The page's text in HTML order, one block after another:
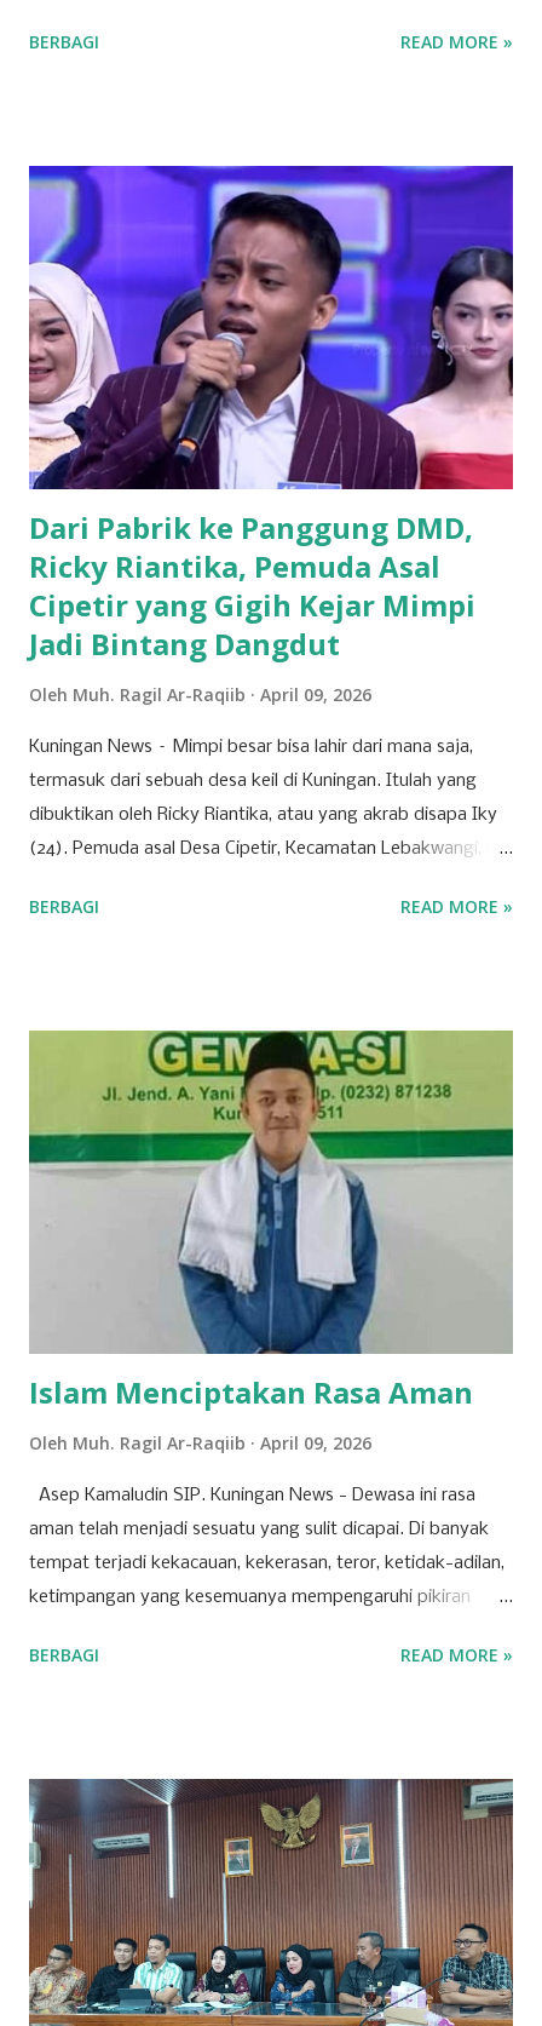
semakin menunjukkan wajah barunya sebagai partai yang
tersebut. Drs. H. Ujang Kosasih, Ketua PKB Kuningan,
menyebut PKB saat ini adalah wadah bagi seluruh warga
negara tanpa melihat latar belakang organisasi maupun
agama. Fenomena menarik perhatian adalah bergabungnya
sejumlah nama besar dari kalangan aktivis muda, seperti
Sadam Husain. Ada anak muda dari kalangan
Muhammadiyah, NU, hingga mantan aktivis dari organisasi
mahasiswa seperti, PMII dan GMNI yang ikut merapat.
“Alhamdulillah di Muscab kali ini dalam rangka menyusun
struktur DPC ke depan 202...
BERBAGI READ MORE »
Dari Pabrik ke Panggung DMD,
Ricky Riantika, Pemuda Asal
Cipetir yang Gigih Kejar Mimpi
Jadi Bintang Dangdut
Oleh Muh. Ragil Ar-Raqiib April 09, 2026
Kuningan News – Mimpi besar bisa lahir dari mana saja,
termasuk dari sebuah desa keil di Kuningan. Itulah yang
dibuktikan oleh Ricky Riantika, atau yang akrab disapa Iky
(24). Pemuda asal Desa Cipetir, Kecamatan Lebakwangi, ini
ketatnya persaingan di dunia hiburan nasional. Nama Iky
28 Maret 2026 lalu, Ikyy memberanikan diri untuk tampil
dalam ajang pencarian bakat bergengsi, DMD (Dangdut
Mania Dadakan). Meski belum berhasil keluar sebagai juara,
pengalaman tersebut menjadi tonggak sejarah penting
dalam karier bermusiknya. “Iya alhamdulillah aktu tannggal
28 maret kemarin, ikut dmd ya walaupun tidak sampai jadi
juara cuman aku ingin terus mendalami dan berkiprah lewat
karya Aku di dunia seni musik ini,” tuturnya kala
diwawancara Kamis (9/4/2026). Baginya, kegagalan...
BERBAGI READ MORE »
Islam Menciptakan Rasa Aman
Oleh Muh. Ragil Ar-Raqiib April 09, 2026
Asep Kamaludin SIP. Kuningan News - Dewasa ini rasa
aman telah menjadi sesuatu yang sulit dicapai. Di banyak
tempat terjadi kekacauan, kekerasan, teror, ketidak-adilan,
ketimpangan yang kesemuanya mempengaruhi pikiran
ketidak-amanan. Padahal, setiap orang mendambakan
mungkin dapat tertidur, tetapi yang takut, dapat dipastikan
tidak dapat tidur, mungkin hanya sekedar hilang kantuknya
saja. Bagi yang sakit bisa merasa aman dan tidak
merasakan penyakitnya, akan tetapi bagi yang tidak
merasa aman, walaupun sehat, ia akan merasa terganggu
hidupnya. Secara etimologi perkataan aman berasal dari
bahasa Arab yang memiliki akar kata dan pengertian sama
BERBAGI READ MORE »